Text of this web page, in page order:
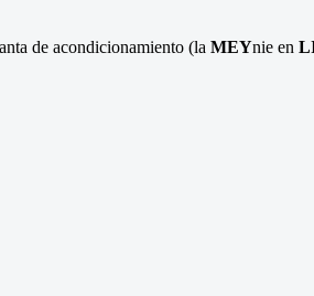
de acondicionamiento (la MEYnie en